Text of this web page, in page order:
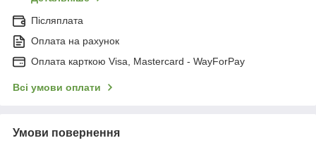
Післяплата
Оплата на рахунок
Оплата карткою Visa, Mastercard - WayForPay
Всі умови оплати
Умови повернення